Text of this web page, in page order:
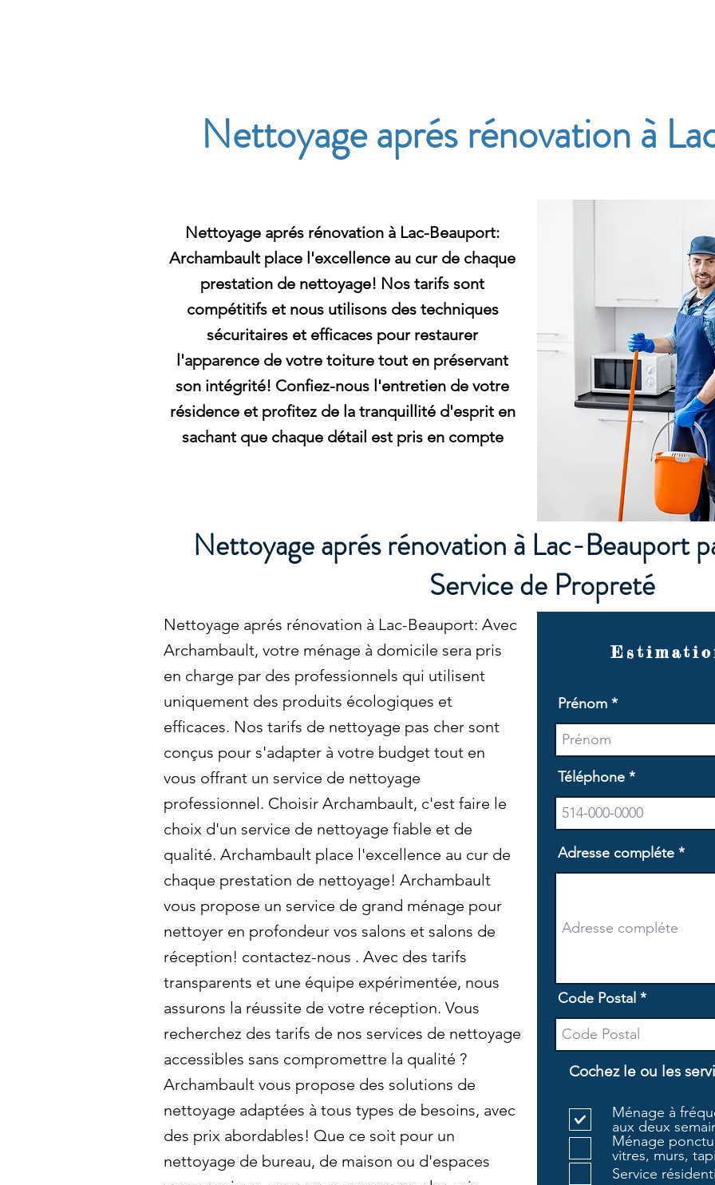
Nettoyage aprés rénovation à
Nettoyage aprés rénovation à Lac-Beauport:
Archambault place l'excellence au cur de chaque
prestation de nettoyage! Nos tarifs sont
compétitifs et nous utilisons des techniques
sécuritaires et efficaces pour restaurer
l'apparence de votre toiture tout en préservant
son intégrité! Confiez-nous l'entretien de votre
résidence et profitez de la tranquillité d'esprit en
sachant que chaque détail est pris en compte
Nettoyage aprés rénovation à Lac-Beauport
Service de Propreté
Nettoyage aprés rénovation à Lac-Beauport: Avec
Archambault, votre ménage à domicile sera pris
en charge par des professionnels qui utilisent
uniquement des produits écologiques et
efficaces. Nos tarifs de nettoyage pas cher sont
conçus pour s'adapter à votre budget tout en
vous offrant un service de nettoyage
professionnel. Choisir Archambault, c'est faire le
choix d'un service de nettoyage fiable et de
qualité. Archambault place l'excellence au cur de
chaque prestation de nettoyage! Archambault
vous propose un service de grand ménage pour
nettoyer en profondeur vos salons et salons de
réception! contactez-nous . Avec des tarifs
transparents et une équipe expérimentée, nous
assurons la réussite de votre réception. Vous
recherchez des tarifs de nos services de nettoyage
accessibles sans compromettre la qualité ?
Archambault vous propose des solutions de
nettoyage adaptées à tous types de besoins, avec
des prix abordables! Que ce soit pour un
nettoyage de bureau, de maison ou d'espaces
Prénom
Téléphone
Adresse compléte
Code Postal
Cochez le ou les
Ménage à
aux deux
Ménage
vitres, murs,
Service